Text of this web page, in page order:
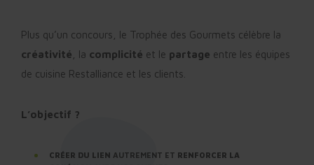
Plus qu’un concours, le Trophée des Gourmets célèbre la
créativité , la complicité et le partage entre les équipes
de cuisine Restalliance et les clients.
L’objectif ?
CRÉER DU LIEN AUTREMENT ET RENFORCER LA